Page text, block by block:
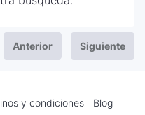
Anterior Siguiente
y condiciones Blog